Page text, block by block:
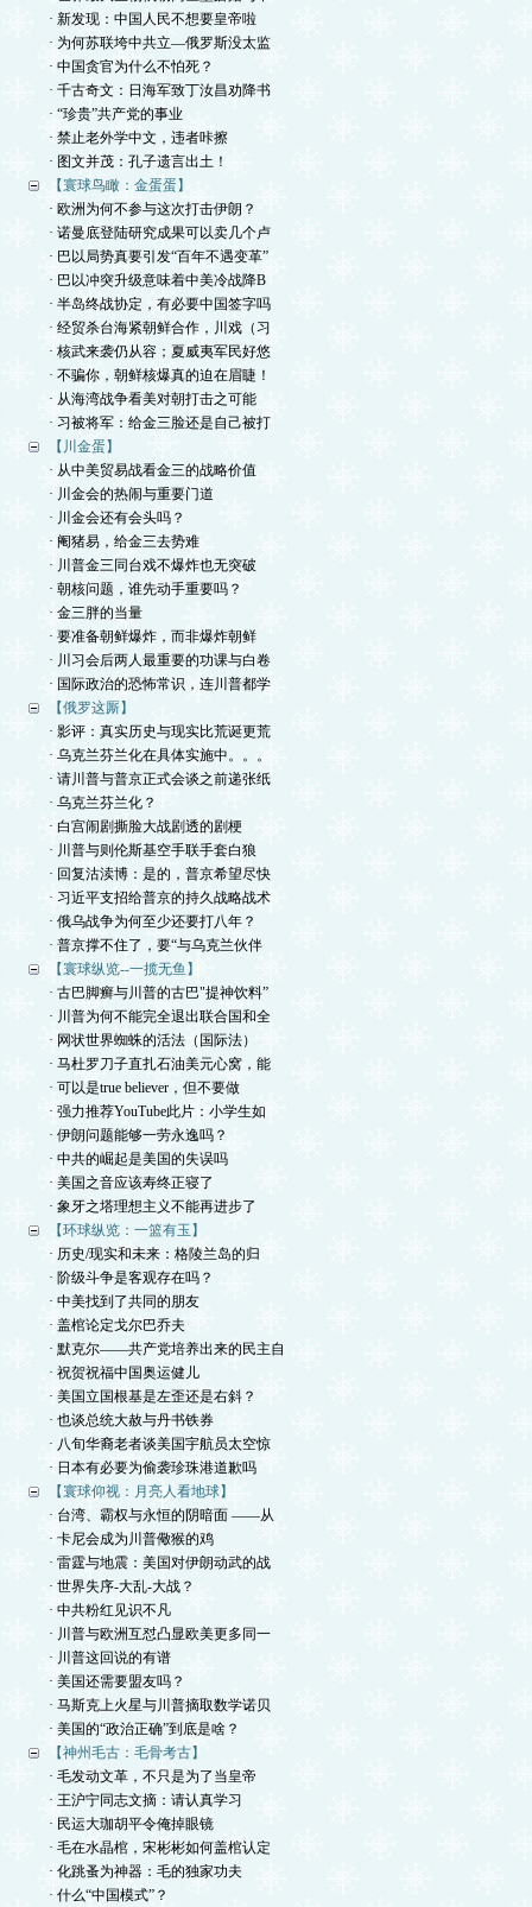
· 新发现：中国人民不想要皇帝啦
· 为何苏联垮中共立—俄罗斯没太监
· 中国贪官为什么不怕死？
· 千古奇文：日海军致丁汝昌劝降书
· “珍贵”共产党的事业
· 禁止老外学中文，违者咔擦
· 图文并茂：孔子遗言出土！
【寰球鸟瞰：金蛋蛋】
· 欧洲为何不参与这次打击伊朗？
· 诺曼底登陆研究成果可以卖几个卢
· 巴以局势真要引发“百年不遇变革”
· 巴以冲突升级意味着中美冷战降B
· 半岛终战协定，有必要中国签字吗
· 经贸杀台海紧朝鲜合作，川戏（习
· 核武来袭仍从容；夏威夷军民好悠
· 不骗你，朝鲜核爆真的迫在眉睫！
· 从海湾战争看美对朝打击之可能
· 习被将军：给金三脸还是自己被打
【川金蛋】
· 从中美贸易战看金三的战略价值
· 川金会的热闹与重要门道
· 川金会还有会头吗？
· 阉猪易，给金三去势难
· 川普金三同台戏不爆炸也无突破
· 朝核问题，谁先动手重要吗？
· 金三胖的当量
· 要准备朝鲜爆炸，而非爆炸朝鲜
· 川习会后两人最重要的功课与白卷
· 国际政治的恐怖常识，连川普都学
【俄罗这厮】
· 影评：真实历史与现实比荒诞更荒
· 乌克兰芬兰化在具体实施中。。。
· 请川普与普京正式会谈之前递张纸
· 乌克兰芬兰化？
· 白宫闹剧撕脸大战剧透的剧梗
· 川普与则伦斯基空手联手套白狼
· 回复沽渎博：是的，普京希望尽快
· 习近平支招给普京的持久战略战术
· 俄乌战争为何至少还要打八年？
· 普京撑不住了，要“与乌克兰伙伴
【寰球纵览--一揽无鱼】
· 古巴脚癣与川普的古巴"提神饮料”
· 川普为何不能完全退出联合国和全
· 网状世界蜘蛛的活法（国际法）
· 马杜罗刀子直扎石油美元心窝，能
· 可以是true believer，但不要做
· 强力推荐YouTube此片：小学生如
· 伊朗问题能够一劳永逸吗？
· 中共的崛起是美国的失误吗
· 美国之音应该寿终正寝了
· 象牙之塔理想主义不能再进步了
【环球纵览：一篮有玉】
· 历史/现实和未来：格陵兰岛的归
· 阶级斗争是客观存在吗？
· 中美找到了共同的朋友
· 盖棺论定戈尔巴乔夫
· 默克尔——共产党培养出来的民主自
· 祝贺祝福中国奥运健儿
· 美国立国根基是左歪还是右斜？
· 也谈总统大赦与丹书铁券
· 八旬华裔老者谈美国宇航员太空惊
· 日本有必要为偷袭珍珠港道歉吗
【寰球仰视：月亮人看地球】
· 台湾、霸权与永恒的阴暗面 ——从
· 卡尼会成为川普儆猴的鸡
· 雷霆与地震：美国对伊朗动武的战
· 世界失序-大乱-大战？
· 中共粉红见识不凡
· 川普与欧洲互怼凸显欧美更多同一
· 川普这回说的有谱
· 美国还需要盟友吗？
· 马斯克上火星与川普摘取数学诺贝
· 美国的“政治正确”到底是啥？
【神州毛古：毛骨考古】
· 毛发动文革，不只是为了当皇帝
· 王沪宁同志文摘：请认真学习
· 民运大珈胡平令俺掉眼镜
· 毛在水晶棺，宋彬彬如何盖棺认定
· 化跳蚤为神器：毛的独家功夫
· 什么“中国模式”？